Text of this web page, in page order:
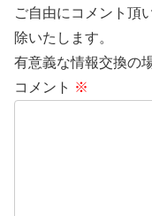
ご自由にコメント頂
除いたします。
有意義な情報交換の
コメント ※